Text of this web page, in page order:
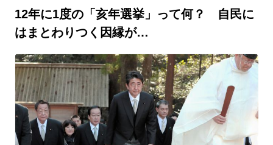
12年に1度の「亥年選挙」って何？ 自民に
はまとわりつく因縁が…